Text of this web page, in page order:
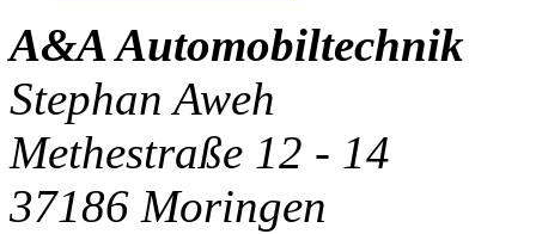
A&A Automobiltechnik
Stephan Aweh
Methestraße 12 - 14
37186 Moringen